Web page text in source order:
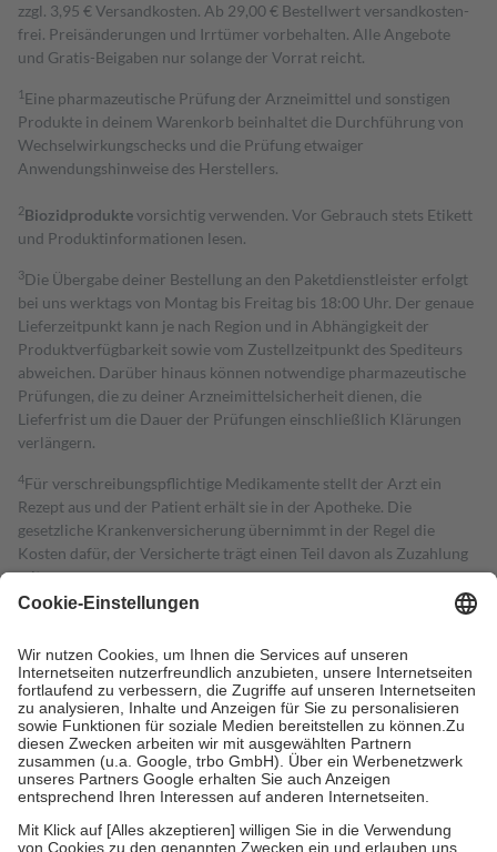
zzgl. 3,95 € Versandkosten. Ab 29,00 € Bestell­wert versand­kosten­
frei. Preisänderungen und Irrtümer vorbehalten. Alle Angebote
und Gratis-Beigaben nur solange der Vorrat reicht.
1 Eine pharmazeutische Prüfung der Arzneimittel und sonstigen
Produkte in deinem Warenkorb beinhaltet die Durchführung von
Wechselwirkungschecks und die Prüfung etwaiger
Anwendungshinweise des Herstellers.
2Biozidproduktevorsichtig verwenden. Vor Gebrauch stets Etikett
und Produktinformationen lesen.
3Die Übergabe deiner Bestellung an den Paketdienstleister erfolgt
bei uns werktags von Montag bis Freitag bis 18:00 Uhr. Der genaue
Lieferzeitpunkt kann je nach Region und in Abhängigkeit der
Produktverfügbarkeit sowie vom Zustellzeitpunkt des Spediteurs
abweichen. Darüber hinaus können notwendige pharmazeutische
Prüfungen, die zu deiner Arzneimittelsicherheit dienen, die
Lieferfrist um die Dauer der Prüfungen einschließlich Klärungen
verlängern.
4Für verschreibungspflichtige Medikamente stellt der Arzt ein
Rezept aus und der Patient erhält sie in der Apotheke. Die
gesetzliche Krankenversicherung übernimmt in der Regel die
Kosten dafür, der Versicherte trägt einen Teil davon als Zuzahlung
mit.
Grundsätzlich leisten Mitglieder Zuzahlungen in Höhe von zehn
höchstens zehn Euro.
Es sind jedoch nie mehr als die tatsächlichen
Kosten der Leistung zu entrichten.
Diese Regeln gelten grundsätzlich auch für Online-Apotheken.
Bei Heilmitteln und häuslicher Krankenpflege beträgt die
Zuzahlung zehn Prozent der Kosten sowie zehn Euro je
Verordnung.
Um das Engagement der Versicherten für ihre eigene Gesundheit zu
stärken und die besondere Stellung der Familie zu unterstützen,
fallenkeine Zuzahlungenan bei: